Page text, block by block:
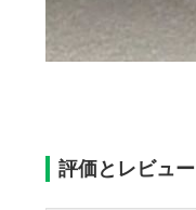
評価とレビュー